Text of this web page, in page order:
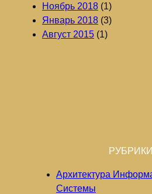
Ноябрь 2018 (1)
Январь 2018 (3)
Август 2015 (1)
РУБРИКИ
Архитектура
Системы